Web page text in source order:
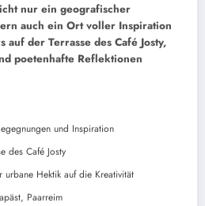
nur ein geografischer
auch ein Ort voller Inspiration
auf der Terrasse des Café Josty,
poetenhafte Reflektionen
und Inspiration
des Café Josty
urbane Hektik auf die Kreativität
Paarreim